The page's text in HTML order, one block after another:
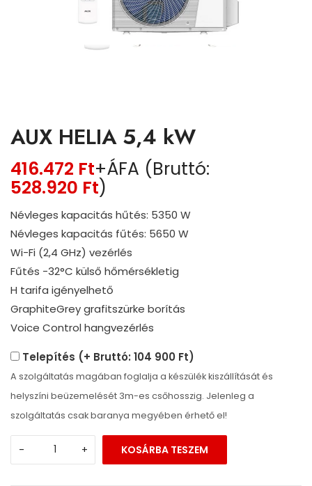
AUX HELIA 5,4 kW
416.472 Ft+ÁFA (Bruttó:
528.920 Ft)
Névleges kapacitás hűtés: 5350 W
Névleges kapacitás fűtés: 5650 W
Wi-Fi (2,4 GHz) vezérlés
Fűtés -32°C külső hőmérsékletig
H tarifa igényelhető
GraphiteGrey grafitszürke borítás
Voice Control hangvezérlés
Telepítés (+ Bruttó: 104 900 Ft)
A szolgáltatás magában foglalja a készülék kiszállítását és
helyszíni beüzemelését 3m-es csőhosszig. Jelenleg a
szolgáltatás csak baranya megyében érhető el!
- + KOSÁRBA TESZEM